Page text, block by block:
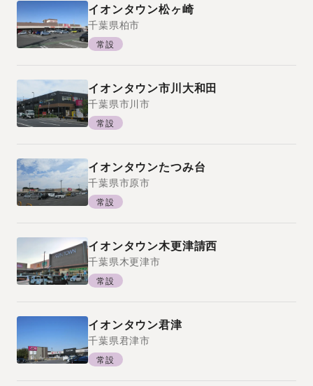
イオンタウン松ヶ崎
千葉県柏市
常設
イオンタウン市川大和田
千葉県市川市
常設
イオンタウンたつみ台
千葉県市原市
常設
イオンタウン木更津請西
千葉県木更津市
常設
イオンタウン君津
千葉県君津市
常設